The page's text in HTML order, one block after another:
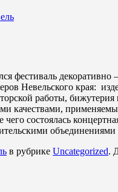
фестиваль
Невельского края:
работы,
качествами,
состоялась
объединениями
в рубрике Uncategorized.